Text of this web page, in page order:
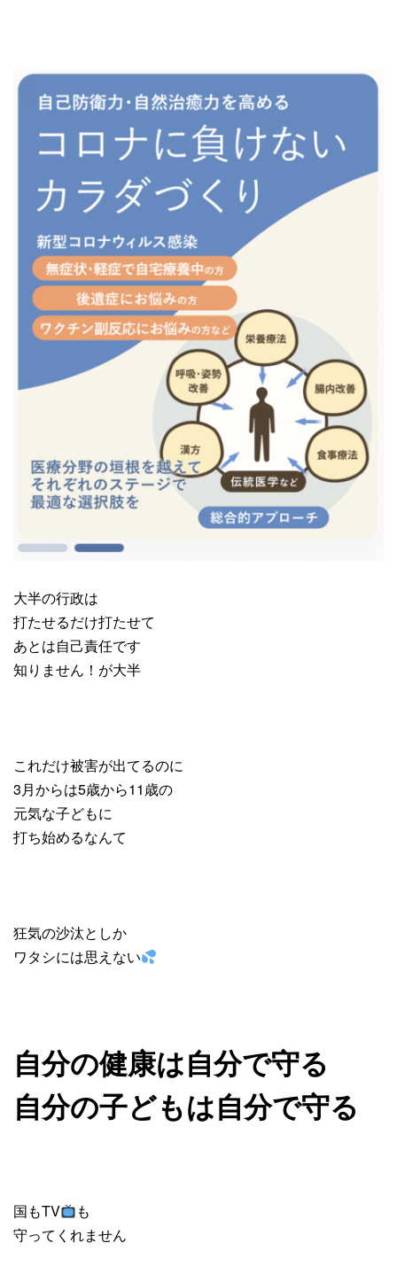
大半の行政は
打たせるだけ打たせて
あとは自己責任です
知りません！が大半
これだけ被害が出てるのに
3月からは5歳から11歳の
元気な子どもに
打ち始めるなんて
狂気の沙汰としか
ワタシには思えない
自分の健康は自分で守る
自分の子どもは自分で守る
国もTV
も
守ってくれません